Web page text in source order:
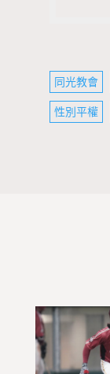
同光教會
性別平權